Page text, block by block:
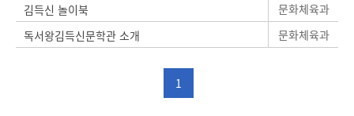
김득신 놀이북
문화체육과
독서왕김득신문학관 소개
문화체육과
1